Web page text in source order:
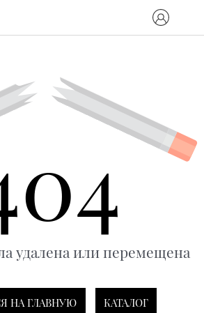
удалена или перемещена
НА ГЛАВНУЮ КАТАЛОГ